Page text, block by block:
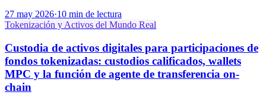
27 may 2026·10 min de lectura
Tokenización y Activos del Mundo Real
Custodia de activos digitales para participaciones de
fondos tokenizadas: custodios calificados, wallets
MPC y la función de agente de transferencia on-
chain